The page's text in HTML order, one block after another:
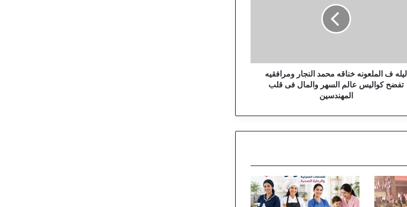
ليله ف الملعونه خناقه محمد النجار ومرافقيه
تفضح كواليس عالم السهر والمال فى قلب
المهندسين